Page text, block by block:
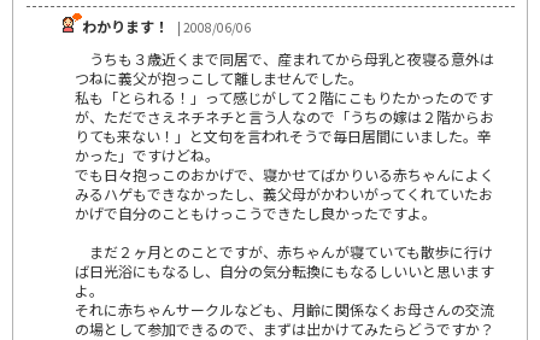
わかります！ | 2008/06/06
うちも３歳近くまで同居で、産まれてから母乳と夜寝る意外は
つねに義父が抱っこして離しませんでした。
私も「とられる！」って感じがして２階にこもりたかったのです
が、ただでさえネチネチと言う人なので「うちの嫁は２階からお
りても来ない！」と文句を言われそうで毎日居間にいました。辛
かった」ですけどね。
でも日々抱っこのおかげで、寝かせてばかりいる赤ちゃんによく
みるハゲもできなかったし、義父母がかわいがってくれていたお
かげで自分のこともけっこうできたし良かったですよ。
まだ２ヶ月とのことですが、赤ちゃんが寝ていても散歩に行け
ば日光浴にもなるし、自分の気分転換にもなるしいいと思います
よ。
それに赤ちゃんサークルなども、月齢に関係なくお母さんの交流
の場として参加できるので、まずは出かけてみたらどうですか？